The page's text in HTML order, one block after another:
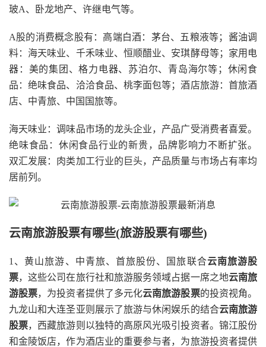
玻A、卧龙地产、许继电气等。
A股的消费概念股有：高端白酒：茅台、五粮液等；酱油调
料：海天味业、千禾味业、恒顺醋业、安琪酵母等；家用电
器：美的集团、格力电器、苏泊尔、青岛海尔等；休闲食
品：绝味食品、洽洽食品、桃李面包等；酒店旅游：首旅酒
店、中青旅、中国国旅等。
海天味业：调味品市场的龙头企业，产品广受消费者喜爱。
绝味食品：休闲食品行业的新贵，品牌影响力不断扩张。
双汇发展：肉类加工行业的巨头，产品质量与市场占有率均
居前列。
云南旅游股票有哪些(旅游股票有哪些)
1、黄山旅游、中青旅、首旅股份、国旅联合云南旅游股
票，这些公司在旅行社和旅游服务领域占据一席之地云南旅
游股票，为投资者提供了多元化云南旅游股票的投资视角。
九龙山和大连圣亚则展示了旅游与休闲娱乐的结合云南旅游
股票，西藏旅游则以独特的高原风光吸引投资者。锦江股份
和金陵饭店，作为酒店业的重要参与者，为旅游投资者提供